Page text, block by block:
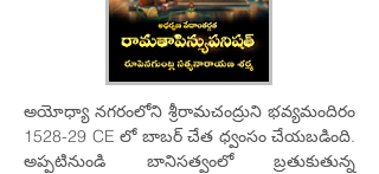
అయోధ్యా నగరంలోని శ్రీరామచంద్రుని భవ్యమందిరం
1528-29 CE లో బాబర్ చేత ధ్వంసం చేయబడింది.
అప్పటినుండి బానిసత్వంలో బ్రతుకుతున్న